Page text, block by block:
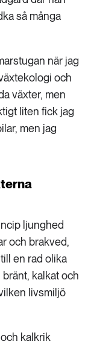
så många
när jag
och
växter, men
liten fick jag
men jag
ljunghed
och brakved,
en rad olika
kalkat och
livsmiljö
kalkrik